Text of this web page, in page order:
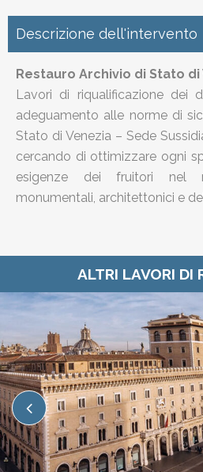
Descrizione dell'intervento
Restauro Archivio di Stato di
Lavori di riqualificazione dei
adeguamento alle norme di
Stato di Venezia – Sede
cercando di ottimizzare ogni
esigenze dei fruitori nel
monumentali, architettonici e
ALTRI LAVORI DI